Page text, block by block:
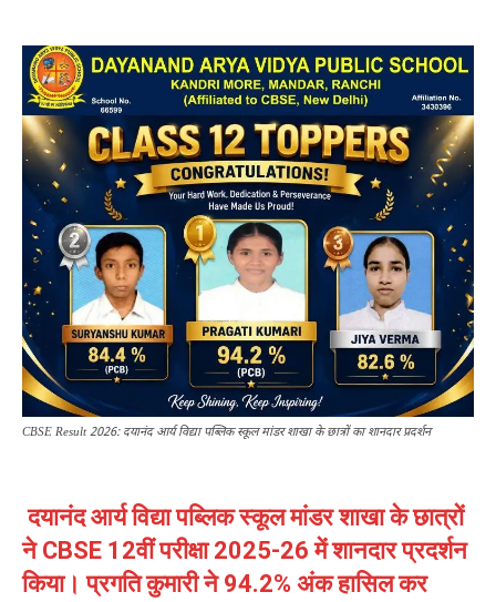
CBSE Result 2026: दयानंद आर्य विद्या पब्लिक स्कूल मांडर शाखा के छात्रों का शानदार प्रदर्शन
दयानंद आर्य विद्या पब्लिक स्कूल मांडर शाखा के छात्रों
ने CBSE 12वीं परीक्षा 2025-26 में शानदार प्रदर्शन
किया। प्रगति कुमारी ने 94.2% अंक हासिल कर